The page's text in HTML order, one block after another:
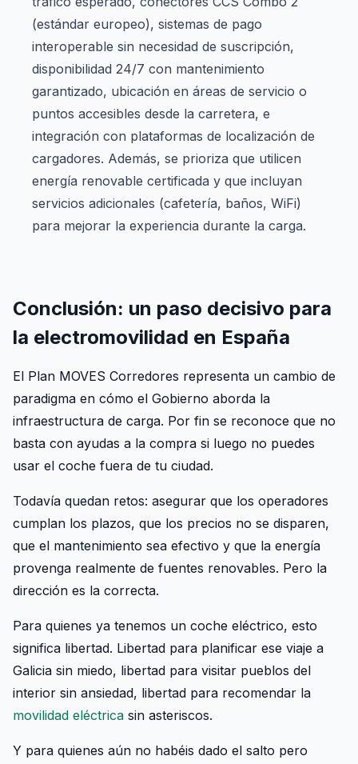
(estándar europeo), sistemas de pago
interoperable sin necesidad de suscripción,
disponibilidad 24/7 con mantenimiento
garantizado, ubicación en áreas de servicio o
puntos accesibles desde la carretera, e
integración con plataformas de localización de
cargadores. Además, se prioriza que utilicen
energía renovable certificada y que incluyan
servicios adicionales (cafetería, baños, WiFi)
para mejorar la experiencia durante la carga.
Conclusión: un paso decisivo para
la electromovilidad en España
El Plan MOVES Corredores representa un cambio de
paradigma en cómo el Gobierno aborda la
infraestructura de carga. Por fin se reconoce que no
basta con ayudas a la compra si luego no puedes
usar el coche fuera de tu ciudad.
Todavía quedan retos: asegurar que los operadores
cumplan los plazos, que los precios no se disparen,
que el mantenimiento sea efectivo y que la energía
provenga realmente de fuentes renovables. Pero la
dirección es la correcta.
Para quienes ya tenemos un coche eléctrico, esto
significa libertad. Libertad para planificar ese viaje a
Galicia sin miedo, libertad para visitar pueblos del
interior sin ansiedad, libertad para recomendar la
movilidad eléctrica sin asteriscos.
Y para quienes aún no habéis dado el salto pero